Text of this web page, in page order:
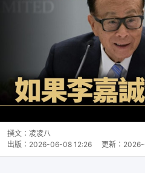
撰文： 凌凌八
出版： 2026-06-08 12:26 更新：